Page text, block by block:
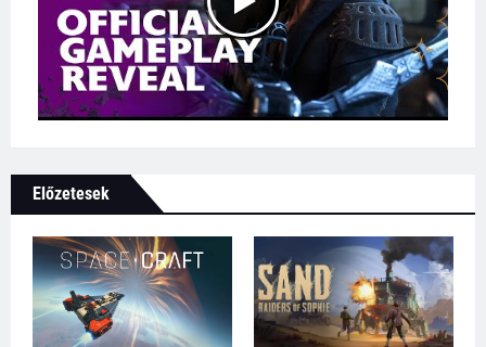
Előzetesek